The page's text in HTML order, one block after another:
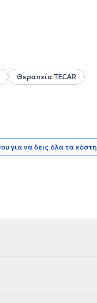
College και στο
Θεραπεία TECAR
για να δεις όλα τα κόστη